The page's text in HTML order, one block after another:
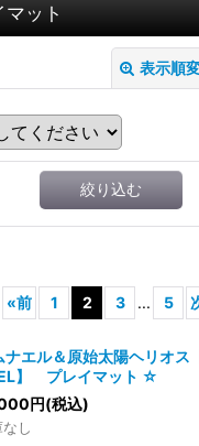
ット
表示順
絞り込む
«前 1 2 3 ... 5
ナエル＆原始太陽ヘリオス
】 プレイマット ☆
円(税込)
し